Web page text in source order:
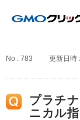
No : 783 更新日時
プラチ
ニカル